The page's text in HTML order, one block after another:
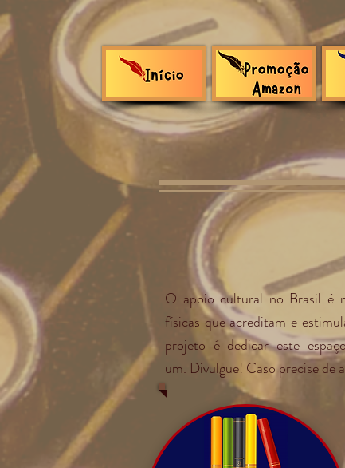
O apoio cultural no Brasil é
físicas que acreditam e
projeto é dedicar este
um. Divulgue! Caso precise de